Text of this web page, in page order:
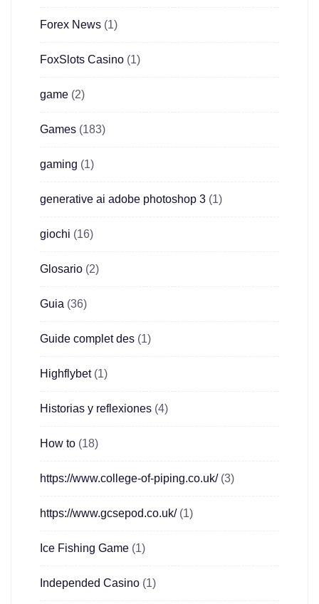
Forex News (1)
FoxSlots Casino (1)
game (2)
Games (183)
gaming (1)
generative ai adobe photoshop 3 (1)
giochi (16)
Glosario (2)
Guia (36)
Guide complet des (1)
Highflybet(1)
Historias y reflexiones (4)
How to (18)
https://www.college-of-piping.co.uk/(3)
https://www.gcsepod.co.uk/(1)
Ice Fishing Game (1)
Independed Casino (1)